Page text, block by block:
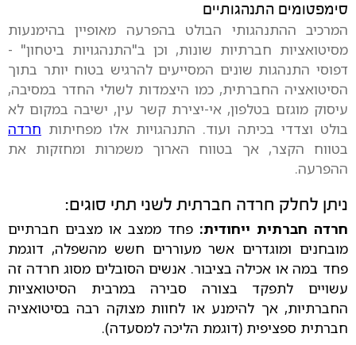
סימפטומים התנהגותיים
המרכיב ההתנהגותי הבולט בהפרעה מאופיין בהימנעות
מסיטואציות חברתיות שונות, וכן ב"התנהגויות ביטחון" -
דפוסי התנהגות שונים המסייעים להרגיש בטוח יותר בתוך
הסיטואציה החברתית, כמו היצמדות לשולי החדר במסיבה,
עיסוק מוגזם בטלפון, אי-יצירת קשר עין, ישיבה במקום לא
בולט וצדדי בכיתה ועוד. התנהגויות אלו מפחיתות חרדה
בטווח הקצר, אך בטווח הארוך משמרות ומחזקות את
ההפרעה.
ניתן לחלק חרדה חברתית לשני תתי סוגים:
חרדה חברתית ייחודית: פחד ממצב או מצבים חברתיים
מובחנים ומוגדרים אשר מעוררים חשש מהשפלה, דוגמת
פחד במה או אכילה בציבור. אנשים הסובלים מסוג חרדה זה
עשויים לתפקד בצורה סבירה במרבית הסיטואציות
החברתיות, אך להימנע או לחוות מצוקה רבה בסיטואציה
חברתית ספציפית (דוגמת הליכה למסעדה).